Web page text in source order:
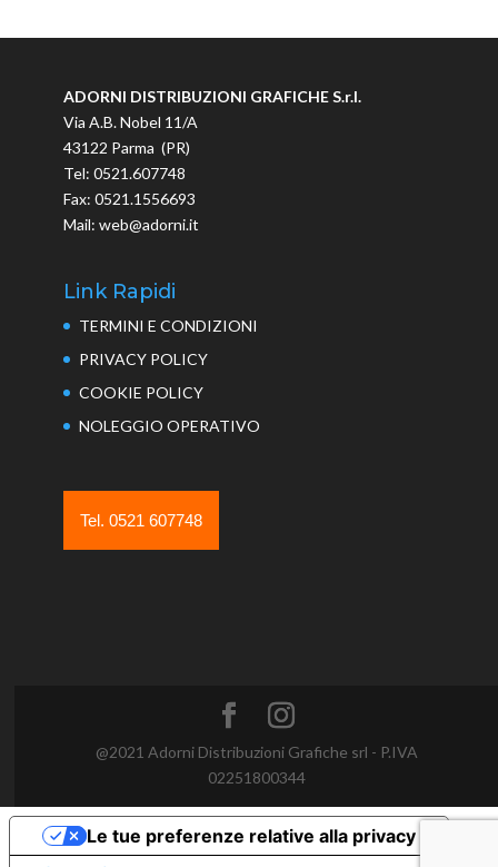
ADORNI DISTRIBUZIONI GRAFICHE S.r.l.
Via A.B. Nobel 11/A
43122 Parma (PR)
Tel: 0521.607748
Fax: 0521.1556693
Mail: web@adorni.it
Link Rapidi
TERMINI E CONDIZIONI
PRIVACY POLICY
COOKIE POLICY
NOLEGGIO OPERATIVO
Tel. 0521 607748
@2021 Adorni Distribuzioni Grafiche srl - P.IVA
02251800344
Le tue preferenze relative alla privacy